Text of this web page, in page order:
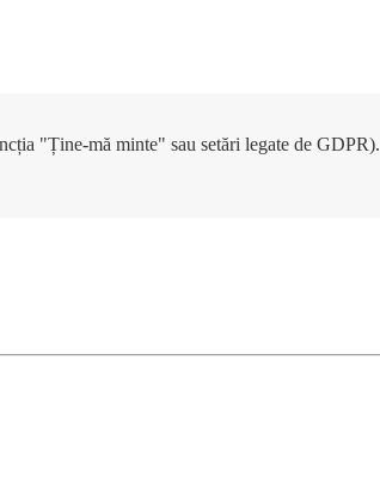
"Ține-mă minte" sau setări legate de GDPR).